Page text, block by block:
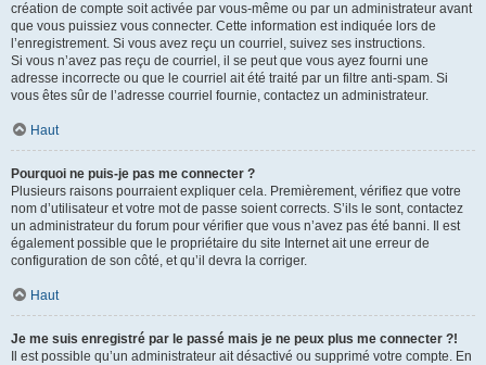
création de compte soit activée par vous-même ou par un administrateur avant
que vous puissiez vous connecter. Cette information est indiquée lors de
l’enregistrement. Si vous avez reçu un courriel, suivez ses instructions.
Si vous n’avez pas reçu de courriel, il se peut que vous ayez fourni une
adresse incorrecte ou que le courriel ait été traité par un filtre anti-spam. Si
vous êtes sûr de l’adresse courriel fournie, contactez un administrateur.
Haut
Pourquoi ne puis-je pas me connecter ?
Plusieurs raisons pourraient expliquer cela. Premièrement, vérifiez que votre
nom d’utilisateur et votre mot de passe soient corrects. S’ils le sont, contactez
un administrateur du forum pour vérifier que vous n’avez pas été banni. Il est
également possible que le propriétaire du site Internet ait une erreur de
configuration de son côté, et qu’il devra la corriger.
Haut
Je me suis enregistré par le passé mais je ne peux plus me connecter ?!
Il est possible qu’un administrateur ait désactivé ou supprimé votre compte. En